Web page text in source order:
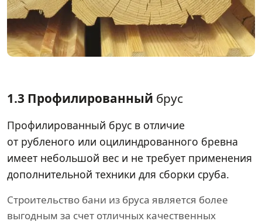
1.3 Профилированный брус
Профилированный брус в отличие
от рубленого или оцилиндрованного бревна
имеет небольшой вес и не требует применения
дополнительной техники для сборки сруба.
Строительство бани из бруса является более
выгодным за счет отличных качественных